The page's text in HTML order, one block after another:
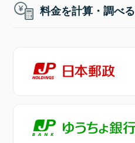
料金を計算・調べる